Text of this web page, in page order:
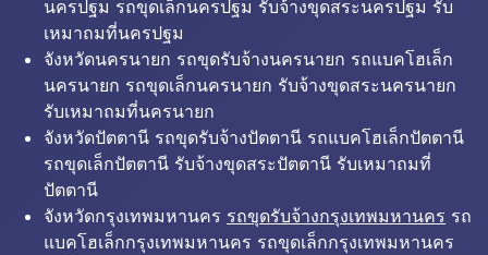
นครปฐม รถขุดเล็กนครปฐม รับจ้างขุดสระนครปฐม รับ
เหมาถมที่นครปฐม
จังหวัดนครนายก รถขุดรับจ้างนครนายก รถแบคโฮเล็ก
นครนายก รถขุดเล็กนครนายก รับจ้างขุดสระนครนายก
รับเหมาถมที่นครนายก
จังหวัดปัตตานี รถขุดรับจ้างปัตตานี รถแบคโฮเล็กปัตตานี
รถขุดเล็กปัตตานี รับจ้างขุดสระปัตตานี รับเหมาถมที่
ปัตตานี
จังหวัดกรุงเทพมหานคร รถขุดรับจ้างกรุงเทพมหานคร รถ
แบคโฮเล็กกรุงเทพมหานคร รถขุดเล็กกรุงเทพมหานคร